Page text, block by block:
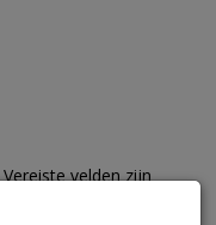
Vereiste velden zijn